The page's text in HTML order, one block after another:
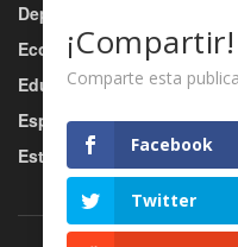
Deportes
Economía
Educación
Esports
Estilo De Vida
Música
¡Compartir!
Comparte esta
Facebook
Twitter